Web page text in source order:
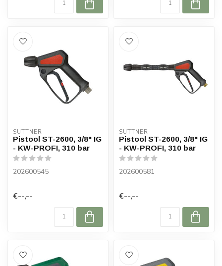
SUTTNER
Pistool ST-2600, 3/8" IG
- KW-PROFI, 310 bar
202600545
€--,--
SUTTNER
Pistool ST-2600, 3/8" IG
- KW-PROFI, 310 bar
202600581
€--,--